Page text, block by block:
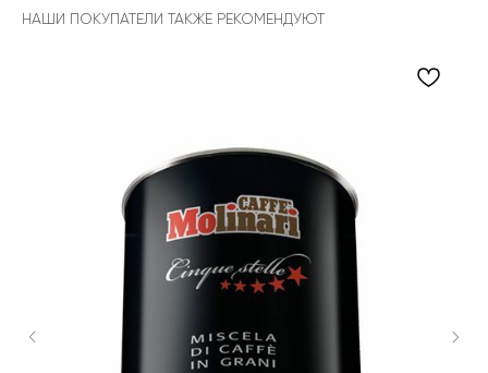
НАШИ ПОКУПАТЕЛИ ТАКЖЕ РЕКОМЕНДУЮТ